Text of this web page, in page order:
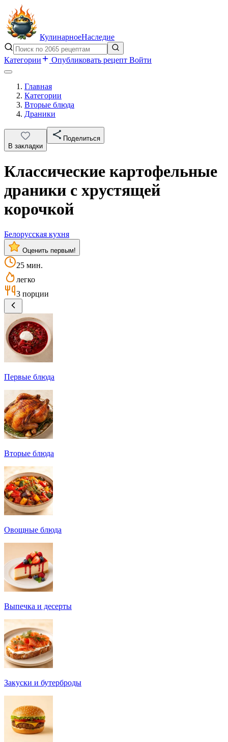
КулинарноеНаследие
Категории Опубликовать рецепт Войти
Главная
Категории
Вторые блюда
Драники
В закладки
Поделиться
Классические картофельные
драники с хрустящей
корочкой
Белорусская кухня
Оценить первым!
25 мин.
легко
3 порции
Первые блюда
Вторые блюда
Овощные блюда
Выпечка и десерты
Закуски и бутерброды